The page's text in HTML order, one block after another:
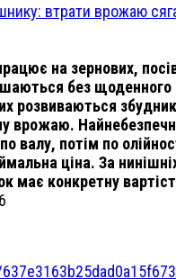
втрати врожаю
на зернових,
без щоденного
розвиваються
врожаю.
валу, потім по
ціна. За
має конкретну